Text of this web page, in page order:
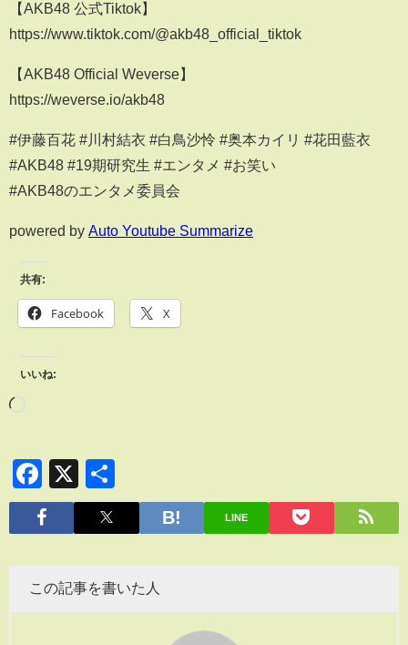
【AKB48 公式Tiktok】
https://www.tiktok.com/@akb48_official_tiktok
【AKB48 Official Weverse】
https://weverse.io/akb48
#伊藤百花 #川村結衣 #白鳥沙怜 #奥本カイリ #花田藍衣
#AKB48 #19期研究生 #エンタメ #お笑い
#AKB48のエンタメ委員会
powered by Auto Youtube Summarize
共有:
Facebook X
いいね:
Facebook
X
有
LINE
この記事を書いた人